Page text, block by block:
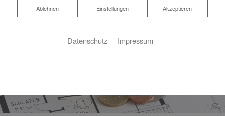
Akzeptieren
Einstellungen
Ablehnen
Ablehnen
Datenschutz Impressum